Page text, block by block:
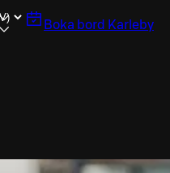
Boka bord Karleby